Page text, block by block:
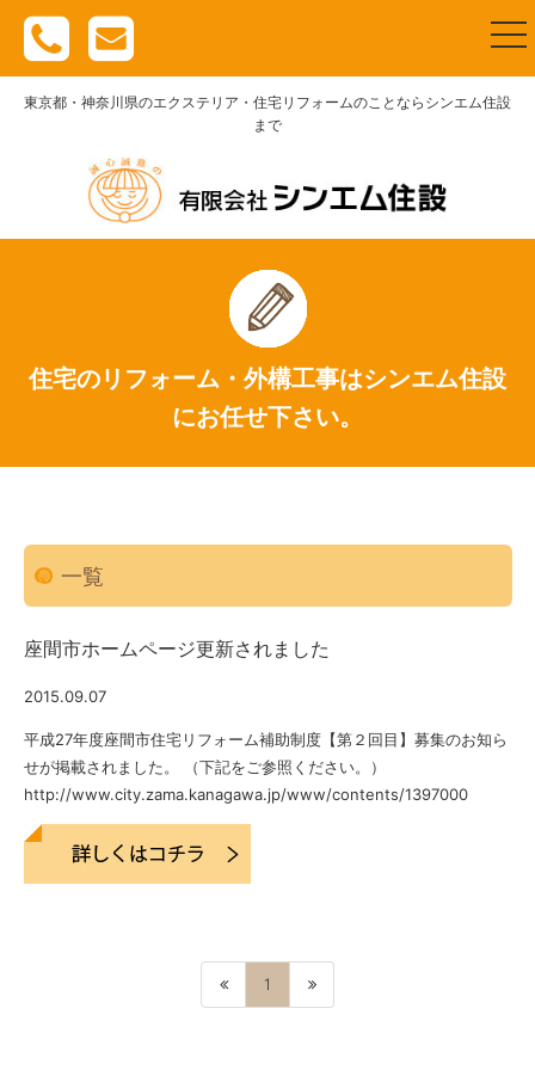
東京都・神奈川県のエクステリア・住宅リフォームのことならシンエム住設
まで
住宅のリフォーム・外構工事はシンエム住設
にお任せ下さい。
一覧
座間市ホームページ更新されました
2015.09.07
平成27年度座間市住宅リフォーム補助制度【第２回目】募集のお知ら
せが掲載されました。 （下記をご参照ください。）
http://www.city.zama.kanagawa.jp/www/contents/1397000
1